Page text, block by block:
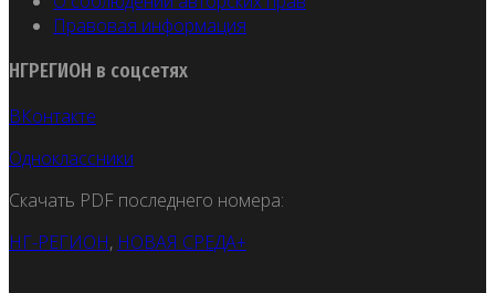
Правовая информация
НГРЕГИОН в соцсетях
ВКонтакте
Одноклассники
Скачать PDF последнего номера:
НГ-РЕГИОН, НОВАЯ СРЕДА+